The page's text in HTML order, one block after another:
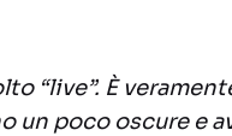
“live”. È
un poco oscure e